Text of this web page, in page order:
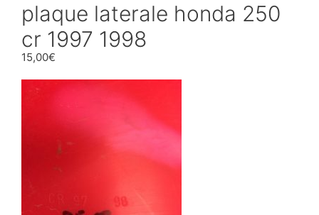
plaque laterale honda 250
cr 1997 1998
15,00€